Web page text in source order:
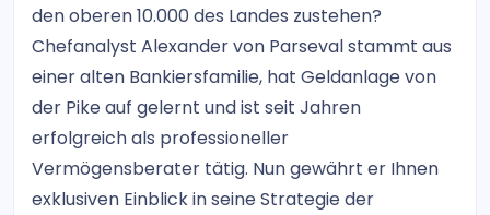
den oberen 10.000 des Landes zustehen?
Chefanalyst Alexander von Parseval stammt aus
einer alten Bankiersfamilie, hat Geldanlage von
der Pike auf gelernt und ist seit Jahren
erfolgreich als professioneller
Vermögensberater tätig. Nun gewährt er Ihnen
exklusiven Einblick in seine Strategie der